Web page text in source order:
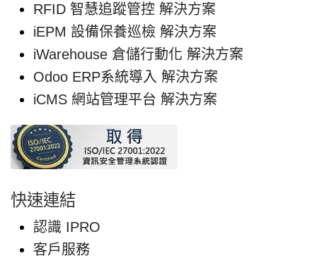
RFID 智慧追蹤管控 解決方案
iEPM 設備保養巡檢 解決方案
iWarehouse 倉儲行動化 解決方案
Odoo ERP系統導入 解決方案
iCMS 網站管理平台 解決方案
快速連結
認識 IPRO
客戶服務